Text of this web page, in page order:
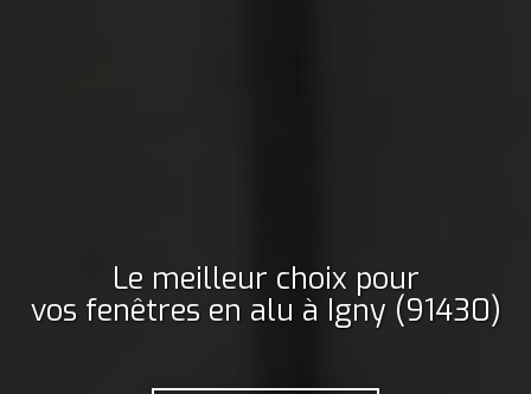
Le meilleur choix pour
vos fenêtres en alu à Igny (91430)